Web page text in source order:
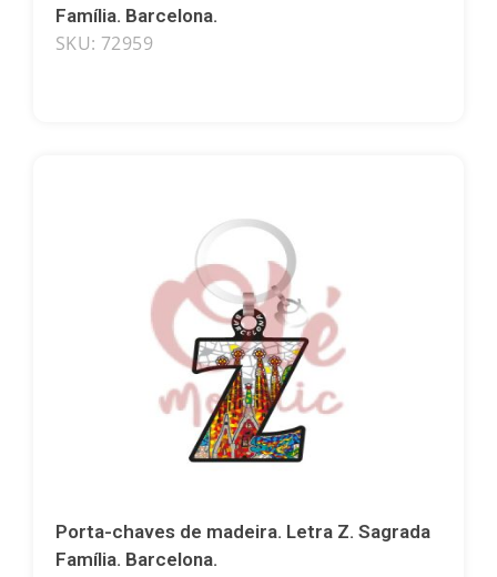
Família. Barcelona.
SKU: 72959
Porta-chaves de madeira. Letra Z. Sagrada
Família. Barcelona.